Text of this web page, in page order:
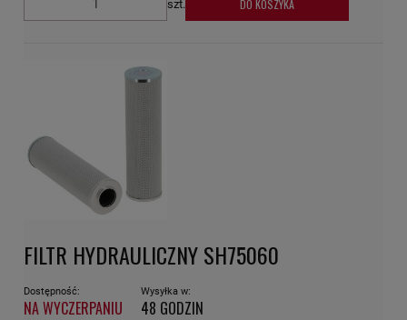
szt. DO KOSZYKA
FILTR HYDRAULICZNY SH75060
Dostępność:
NA WYCZERPANIU
Wysyłka w:
48 GODZIN